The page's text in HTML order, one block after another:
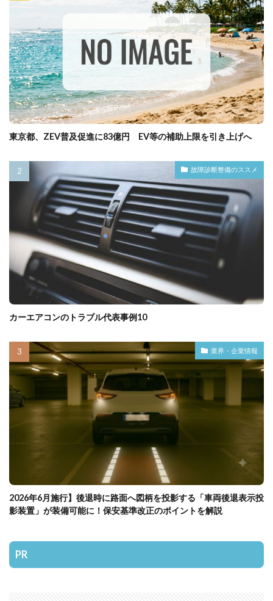
東京都、ZEV普及促進に83億円 EV等の補助上限を引き上げへ
故障診断整備のススメ
カーエアコンのトラブル代表事例10
業界・企業情報
2026年6月施行】後退時に路面へ図柄を投影する「車両後退表示投
影装置」が装備可能に！保安基準改正のポイントを解説
PR